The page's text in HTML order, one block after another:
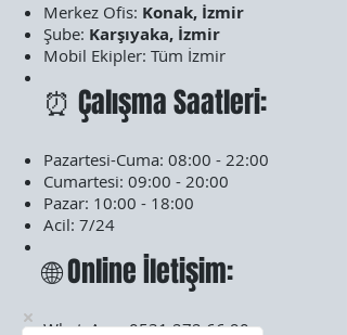
Merkez Ofis: Konak, İzmir
Şube: Karşıyaka, İzmir
Mobil Ekipler: Tüm İzmir
⏰ Çalışma Saatleri:
Pazartesi-Cuma: 08:00 - 22:00
Cumartesi: 09:00 - 20:00
Pazar: 10:00 - 18:00
Acil: 7/24
🌐 Online İletişim:
WhatsApp:0531 272 66 90